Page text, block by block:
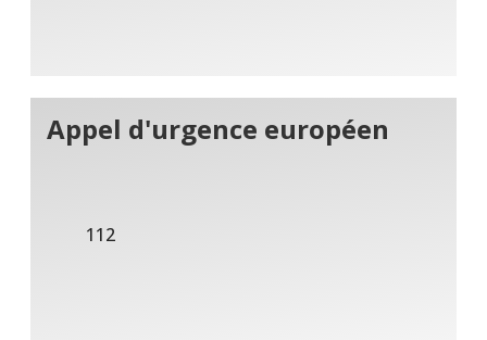
Appel d'urgence européen
112